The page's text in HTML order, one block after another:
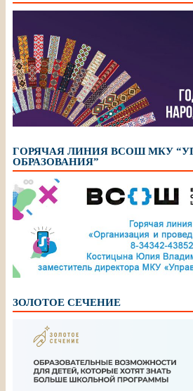
ГОРЯЧАЯ ЛИНИЯ ВСОШ МКУ
ОБРАЗОВАНИЯ”
ЗОЛОТОЕ СЕЧЕНИЕ